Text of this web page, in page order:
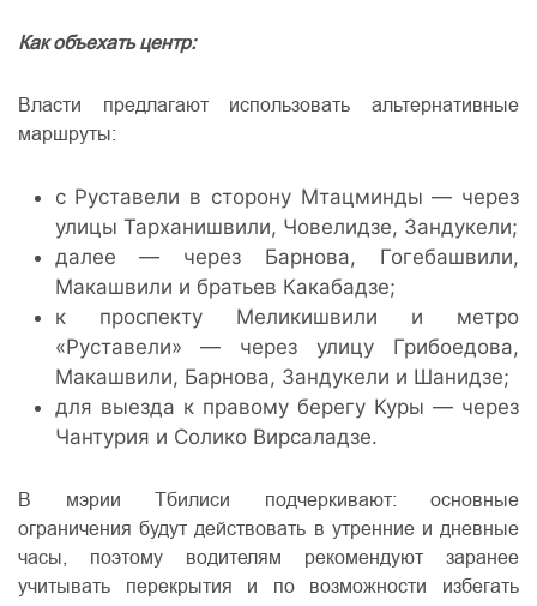
Как объехать центр:
Власти предлагают использовать альтернативные
маршруты:
с Руставели в сторону Мтацминды — через
улицы Тарханишвили, Човелидзе, Зандукели;
далее — через Барнова, Гогебашвили,
Макашвили и братьев Какабадзе;
к проспекту Меликишвили и метро
«Руставели» — через улицу Грибоедова,
Макашвили, Барнова, Зандукели и Шанидзе;
для выезда к правому берегу Куры — через
Чантурия и Солико Вирсаладзе.
В мэрии Тбилиси подчеркивают: основные
ограничения будут действовать в утренние и дневные
часы, поэтому водителям рекомендуют заранее
учитывать перекрытия и по возможности избегать